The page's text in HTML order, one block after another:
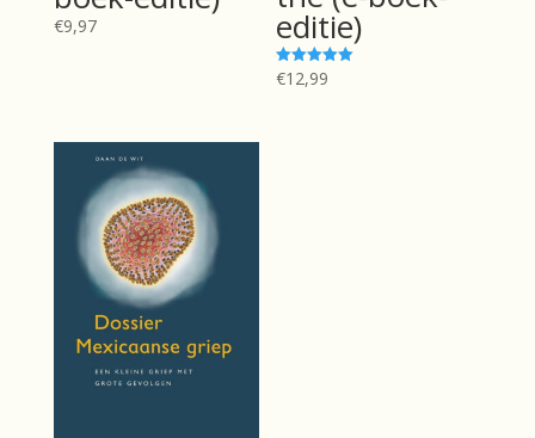
€9,97 editie)
Gewaardeerd
5.00
€12,99